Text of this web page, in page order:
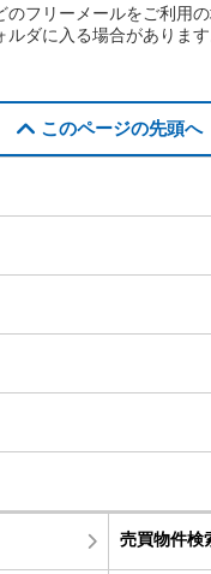
フリーメールをご利用
ルダに入る場合があります
このページの先頭へ
売買物件検